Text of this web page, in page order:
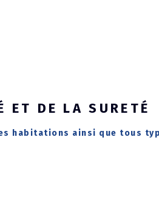
ET DE LA SURETÉ
habitations ainsi que tous